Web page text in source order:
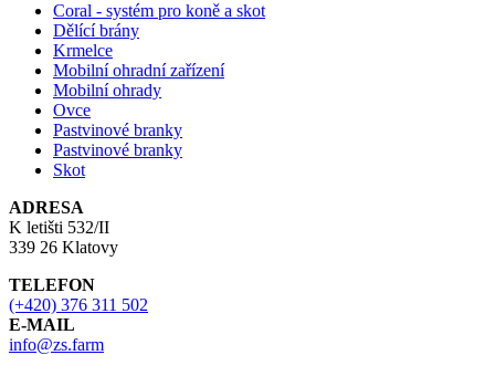
Coral - systém pro koně a skot
Dělící brány
Krmelce
Mobilní ohradní zařízení
Mobilní ohrady
Ovce
Pastvinové branky
Pastvinové branky
Skot
ADRESA
K letišti 532/II
339 26 Klatovy
TELEFON
(+420) 376 311 502
E-MAIL
info@zs.farm